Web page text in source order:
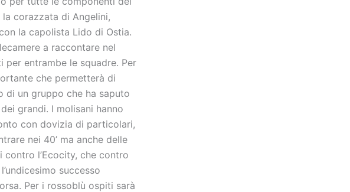
corazzata di Angelini,
la capolista Lido di Ostia.
a raccontare nel
entrambe le squadre. Per
che permetterà di
di un gruppo che ha saputo
grandi. I molisani hanno
con dovizia di particolari,
nei 40’ ma anche delle
l’Ecocity, che contro
successo
Per i rossoblù ospiti sarà